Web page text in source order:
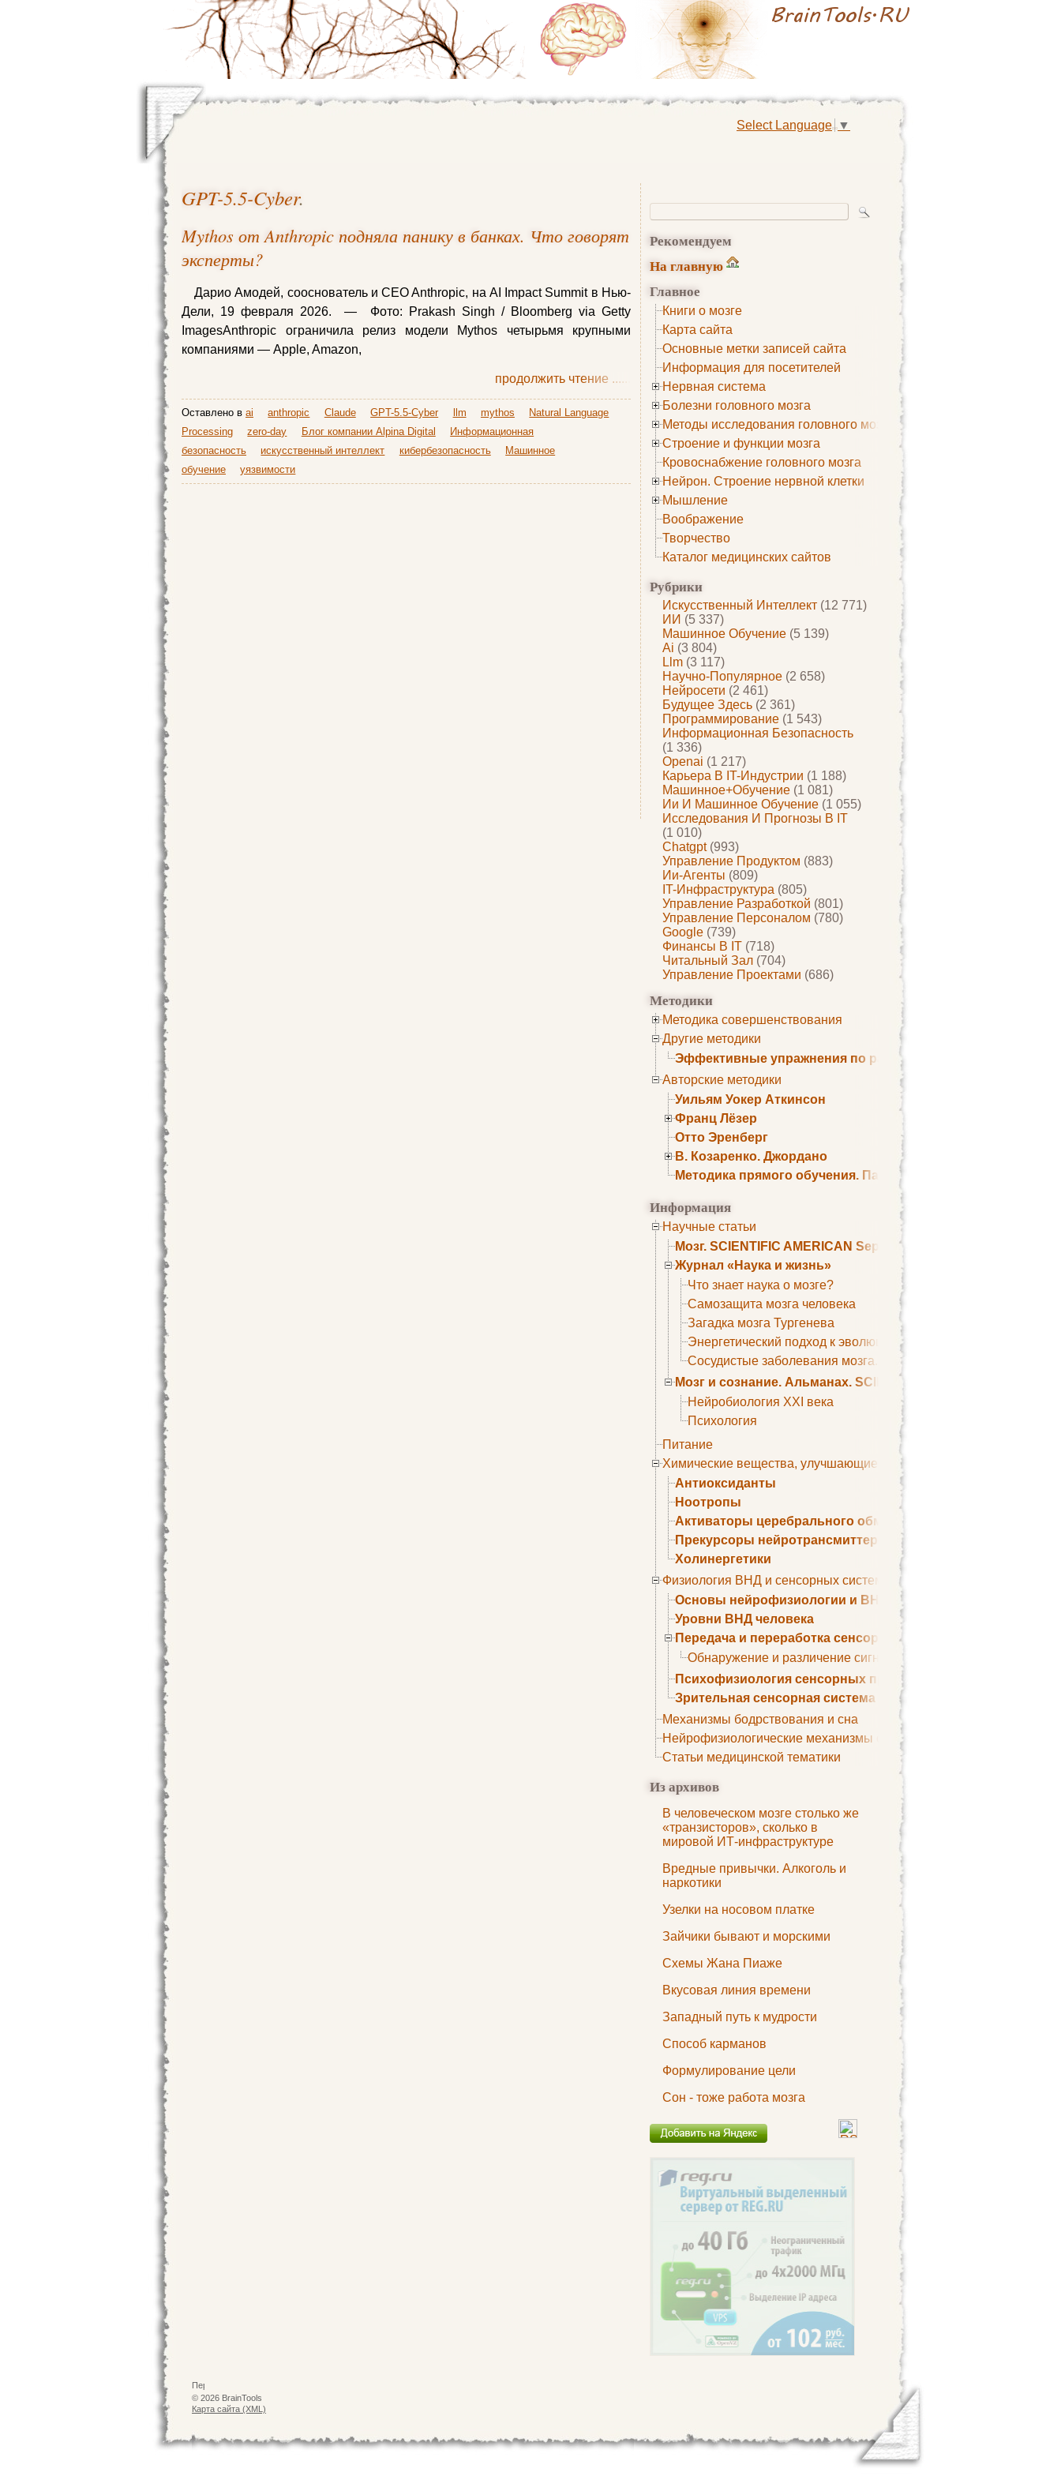
Select Language ▼
Рекомендуем
На главную
Главное
Книги о мозге
Карта сайта
Основные метки записей сайта
Информация для посетителей
Нервная система
Болезни головного мозга
Методы исследования головного мозга
Строение и функции мозга
Кровоснабжение головного мозга
Нейрон. Строение нервной клетки
Мышление
Воображение
Творчество
Каталог медицинских сайтов
Рубрики
Искусственный Интеллект (12 771)
ИИ (5 337)
Машинное Обучение (5 139)
Ai (3 804)
Llm (3 117)
Научно-Популярное (2 658)
Нейросети (2 461)
Будущее Здесь (2 361)
Программирование (1 543)
Информационная Безопасность
(1 336)
Openai (1 217)
Карьера В IT-Индустрии (1 188)
Машинное+обучение (1 081)
Ии И Машинное Обучение (1 055)
Исследования И Прогнозы В IT
(1 010)
Chatgpt(993)
Управление Продуктом (883)
Ии-Агенты (809)
IT-Инфраструктура (805)
Управление Разработкой (801)
Управление Персоналом (780)
Google (739)
Финансы В IT (718)
Читальный Зал (704)
Управление Проектами (686)
Методики
Методика совершенствования
Другие методики
Эффективные упражнения по развитию памяти
Авторские методики
Уильям Уокер Аткинсон
Франц Лёзер
Отто Эренберг
В. Козаренко. Джордано
Методика прямого обучения. Пауль Шелли
Информация
Научные статьи
Мозг. SCIENTIFIC AMERICAN September 1979
Журнал «Наука и жизнь»
Что знает наука о мозге?
Самозащита мозга человека
Загадка мозга Тургенева
Энергетический подход к эволюции мозга
Сосудистые заболевания мозга. Все может начаться с
Мозг и сознание. Альманах. SCIENTIFIC AMERICAN
Нейробиология XXI века
Психология
Питание
Химические вещества, улучшающие умственные способности
Антиоксиданты
Ноотропы
Активаторы церебрального обмена веществ
Прекурсоры нейротрансмиттеров
Холинергетики
Физиология ВНД и сенсорных систем
Основы нейрофизиологии и ВНД
Уровни ВНД человека
Передача и переработка сенсорных сигналов
Обнаружение и различение сигналов. Сенсорная рецепция
Психофизиология сенсорных процессов
Зрительная сенсорная система
Механизмы бодрствования и сна
Нейрофизиологические механизмы сна
Статьи медицинской тематики
Из архивов
В человеческом мозге столько же
«транзисторов», сколько в
мировой ИТ-инфраструктуре
Вредные привычки. Алкоголь и
наркотики
Узелки на носовом платке
Зайчики бывают и морскими
Схемы Жана Пиаже
Вкусовая линия времени
Западный путь к мудрости
Способ карманов
Формулирование цели
Сон - тоже работа мозга
GPT-5.5-Cyber.
Mythos от Anthropic подняла панику в банках. Что говорят
эксперты?
Дарио Амодей, сооснователь и CEO Anthropic, на AI Impact Summit в Нью-
Дели, 19 февраля 2026. — Фото: Prakash Singh / Bloomberg via Getty
ImagesAnthropic ограничила релиз модели Mythos четырьмя крупными
компаниями — Apple, Amazon,
продолжить чтение ......
Оставлено в ai anthropic Claude GPT-5.5-Cyber llm mythos
Natural Language
Processing
zero-day Блог компании Alpina Digital
Информационная
безопасность
искусственный интеллект кибербезопасность
Машинное
обучение
уязвимости
© 2026 BrainTools
Карта сайта (XML)